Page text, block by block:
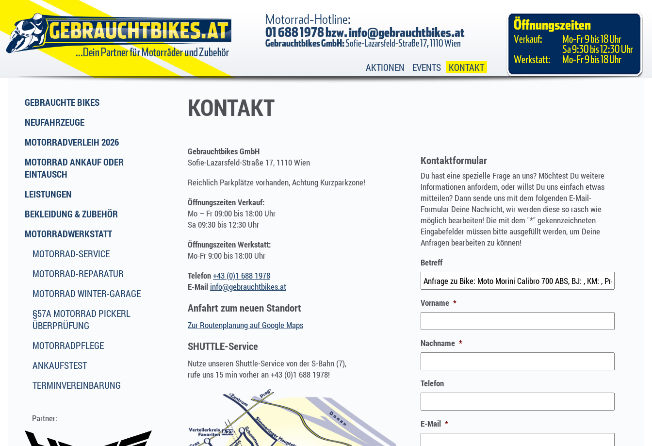
GEBRAUCHTBIKES
...DEIN
PARTNER FÜR
MOTORRÄDER
UND ZUBEHÖR
Motorrad-Hotline:
01 688 1978 bzw. info@gebrauchtbikes.at
Gebrauchtbikes GmbH:Sofie-Lazarsfeld-Straße 17, 1110 Wien
Öffnungszeiten
Verkauf:
Mo-Fr 9 bis 18 Uhr
Sa 9:30 bis 12:30 Uhr
Werkstatt:
Mo-Fr 9 bis 18 Uhr
AKTIONEN EVENTS KONTAKT
KONTAKT
Gebrauchtbikes GmbH
Sofie-Lazarsfeld-Straße 17, 1110 Wien
Reichlich Parkplätze vorhanden, Achtung Kurzparkzone!
Öffnungszeiten Verkauf:
Mo – Fr 09:00 bis 18:00 Uhr
Sa 09:30 bis 12:30 Uhr
Öffnungszeiten Werkstatt:
Mo-Fr 9:00 bis 18:00 Uhr
Telefon+43 (0)1 688 1978
E-Mail info@gebrauchtbikes.at
Anfahrt zum neuen Standort
Zur Routenplanung auf Google Maps
SHUTTLE-Service
Nutze unseren Shuttle-Service von der S-Bahn (7),
rufe uns 15 min vorher an +43 (0)1 688 1978!
Kontaktformular
Du hast eine spezielle Frage an uns? Möchtest Du weitere
Informationen anfordern, oder willst Du uns einfach etwas
mitteilen? Dann sende uns mit dem folgenden E-Mail-
Formular Deine Nachricht, wir werden diese so rasch wie
möglich bearbeiten! Die mit dem "*" gekennzeichneten
Eingabefelder müssen bitte ausgefüllt werden, um Deine
Anfragen bearbeiten zu können!
Betreff
Vorname *
Nachname *
Telefon
E-Mail *
GEBRAUCHTE BIKES
NEUFAHRZEUGE
MOTORRADVERLEIH 2026
MOTORRAD ANKAUF ODER
EINTAUSCH
LEISTUNGEN
BEKLEIDUNG & ZUBEHÖR
MOTORRADWERKSTATT
MOTORRAD-SERVICE
MOTORRAD-REPARATUR
MOTORRAD WINTER-GARAGE
§57A MOTORRAD PICKERL
ÜBERPRÜFUNG
MOTORRADPFLEGE
ANKAUFSTEST
TERMINVEREINBARUNG